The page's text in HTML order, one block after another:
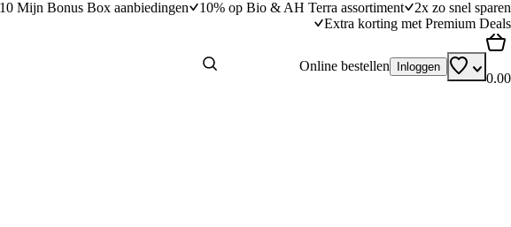
10 Mijn Bonus Box aanbiedingen 10% op Bio & AH Terra assortiment
2x zo snel sparen
Extra korting met Premium Deals
Online bestellen Inloggen
0.00